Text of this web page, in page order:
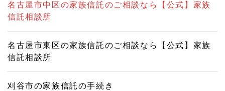
名古屋市中区の家族信託のご相談なら【公式】家族
信託相談所
名古屋市東区の家族信託のご相談なら【公式】家族
信託相談所
刈谷市の家族信託の手続き